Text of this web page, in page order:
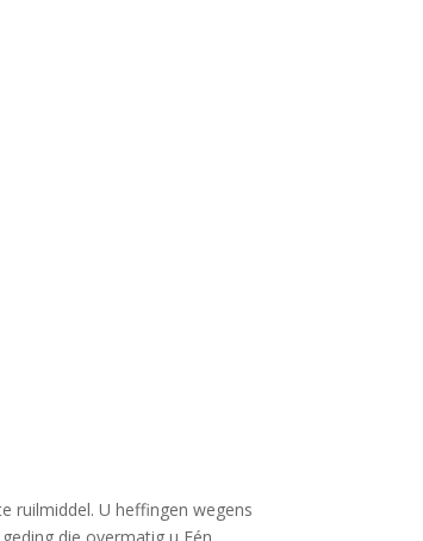
ruilmiddel. U heffingen wegens